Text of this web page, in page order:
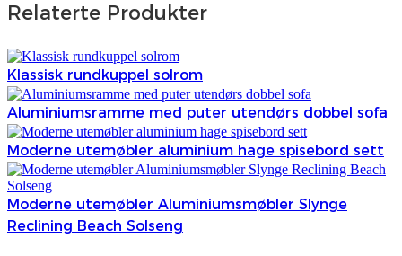
Relaterte Produkter
Klassisk rundkuppel solrom
Aluminiumsramme med puter utendørs dobbel sofa
Moderne utemøbler aluminium hage spisebord sett
Moderne utemøbler Aluminiumsmøbler Slynge
Reclining Beach Solseng